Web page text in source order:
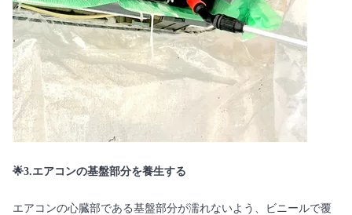
🌟3.エアコンの基盤部分を養生する
エアコンの心臓部である基盤部分が濡れないよう、ビニールで覆